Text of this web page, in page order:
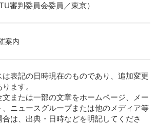
審判委員会委員／東京）
案内
は表記の日時現在のものであり、追加変更
ます。
文または一部の文章をホームページ、メー
、ニュースグループまたは他のメディア等
は、出典・日時などを明記してくださ